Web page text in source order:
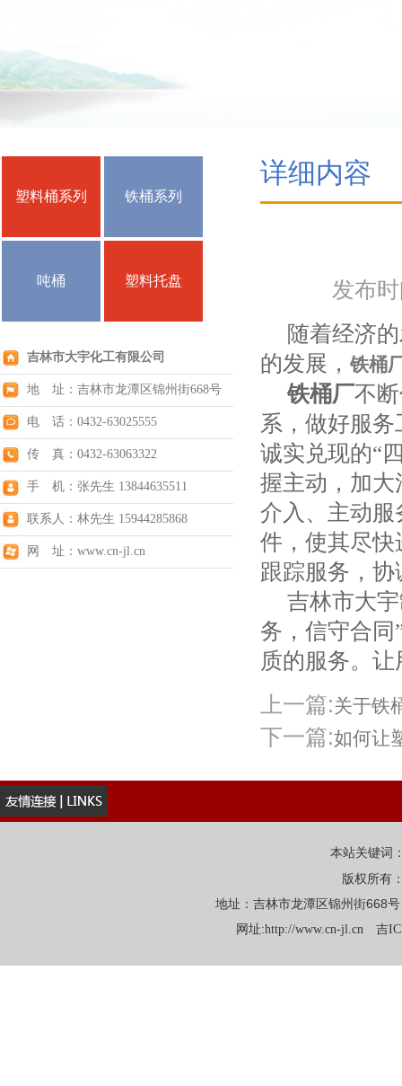
塑料桶系列 铁桶系列
吨桶 塑料托盘
吉林市大宇化工有限公司
地 址：吉林市龙潭区锦州街668号
电 话：0432-63025555
传 真：0432-63063322
手 机：张先生 13844635511
联系人：林先生 15944285868
网 址：www.cn-jl.cn
详细内容
发布
随着经济的
的发展， 铁桶
铁桶厂不
系，做好服
诚实兑现的“
握主动，加
介入、主动
件，使其尽
跟踪服务，
吉林市大宇
务，信守合
质的服务。
上一篇:关于铁
下一篇:如何让
本站关键词
版权所有
地址：吉林市龙潭区锦州街
网址:http://www.cn-jl.cn 吉